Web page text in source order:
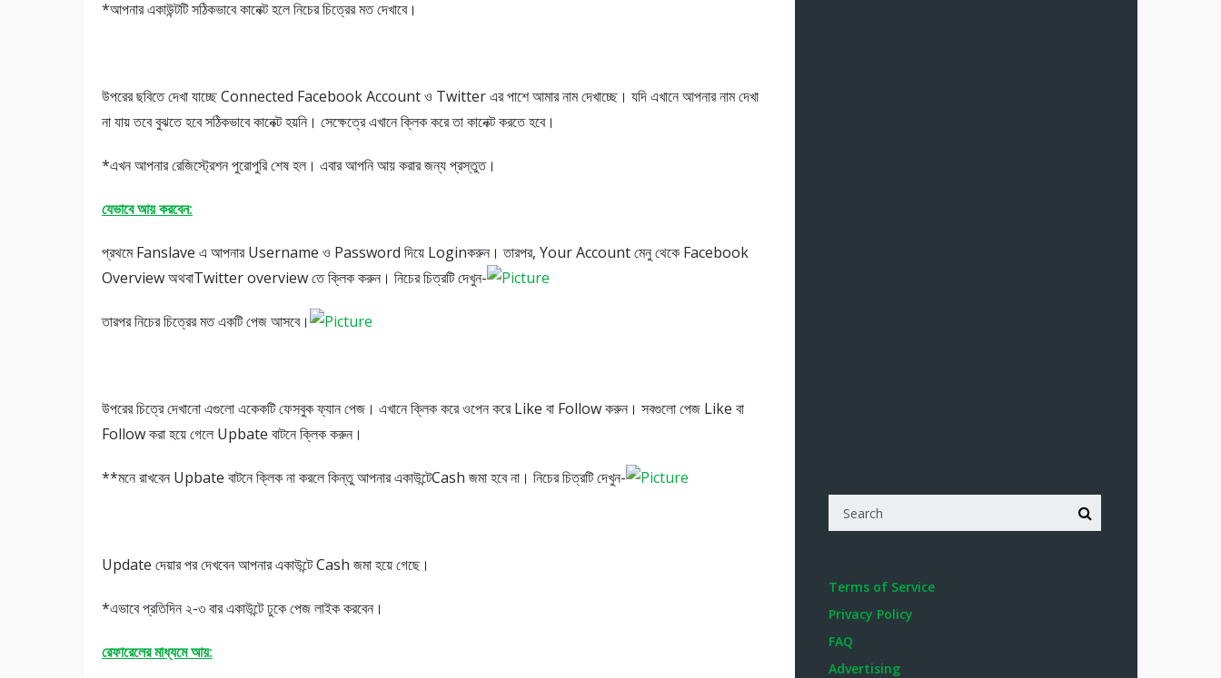
*আপনার একাউন্টটি সঠিকভাবে কানেক্ট হলে নিচের চিত্রের মত দেখাবে।
উপরের ছবিতে দেখা যাচ্ছে Connected Facebook Account ও Twitter এর পাশে আমার নাম দেখাচ্ছে। যদি এখানে আপনার নাম দেখা
না যায় তবে বুঝতে হবে সঠিকভাবে কানেক্ট হয়নি। সেক্ষেত্রে এখানে ক্লিক করে তা কানেক্ট করতে হবে।
*এখন আপনার রেজিস্ট্রেশন পুরোপুরি শেষ হল। এবার আপনি আয় করার জন্য প্রস্তুত।
যেভাবে আয় করবেন:
প্রথমে Fanslave এ আপনার Username ও Password দিয়ে Loginকরুন। তারপর, Your Account মেনু থেকে Facebook
Overview অথবাTwitter overview তে ক্লিক করুন। নিচের চিত্রটি দেখুন-
তারপর নিচের চিত্রের মত একটি পেজ আসবে।
উপরের চিত্রে দেখানো এগুলো একেকটি ফেসবুক ফ্যান পেজ। এখানে ক্লিক করে ওপেন করে Like বা Follow করুন। সবগুলো পেজ Like বা
Follow করা হয়ে গেলে Upbate বাটনে ক্লিক করুন।
**মনে রাখবেন Upbate বাটনে ক্লিক না করলে কিন্তু আপনার একাউন্টেCash জমা হবে না। নিচের চিত্রটি দেখুন-
Update দেয়ার পর দেখবেন আপনার একাউন্টে Cash জমা হয়ে গেছে।
*এভাবে প্রতিদিন ২-৩ বার একাউন্টে ঢুকে পেজ লাইক করবেন।
রেফারেলের মাধ্যমে আয়:
Terms of Service
Privacy Policy
FAQ
Advertising